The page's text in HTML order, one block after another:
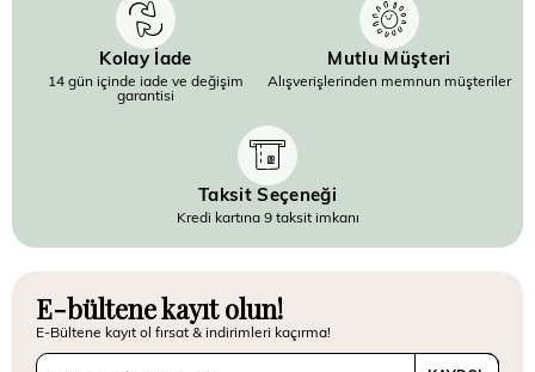
Kolay İade
14 gün içinde iade ve değişim
garantisi
Mutlu Müşteri
Alışverişlerinden memnun müşteriler
Taksit Seçeneği
Kredi kartına 9 taksit imkanı
E-bültene kayıt olun!
E-Bültene kayıt ol fırsat & indirimleri kaçırma!